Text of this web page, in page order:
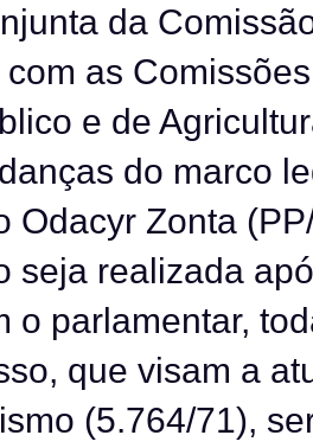
da
as
e de
do marco
Odacyr Zonta
seja realizada
o parlamentar,
que visam a
(5.764/71),